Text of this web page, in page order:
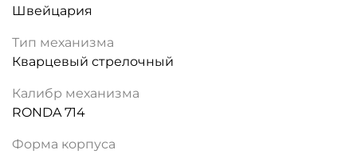
Швейцария
Тип механизма
Кварцевый стрелочный
Калибр механизма
RONDA 714
Форма корпуса